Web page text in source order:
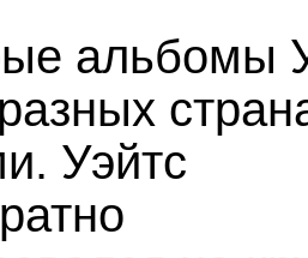
альбомы
Уэйтс